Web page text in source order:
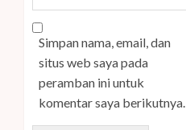
Simpan nama, email, dan
situs web saya pada
peramban ini untuk
komentar saya berikutnya.